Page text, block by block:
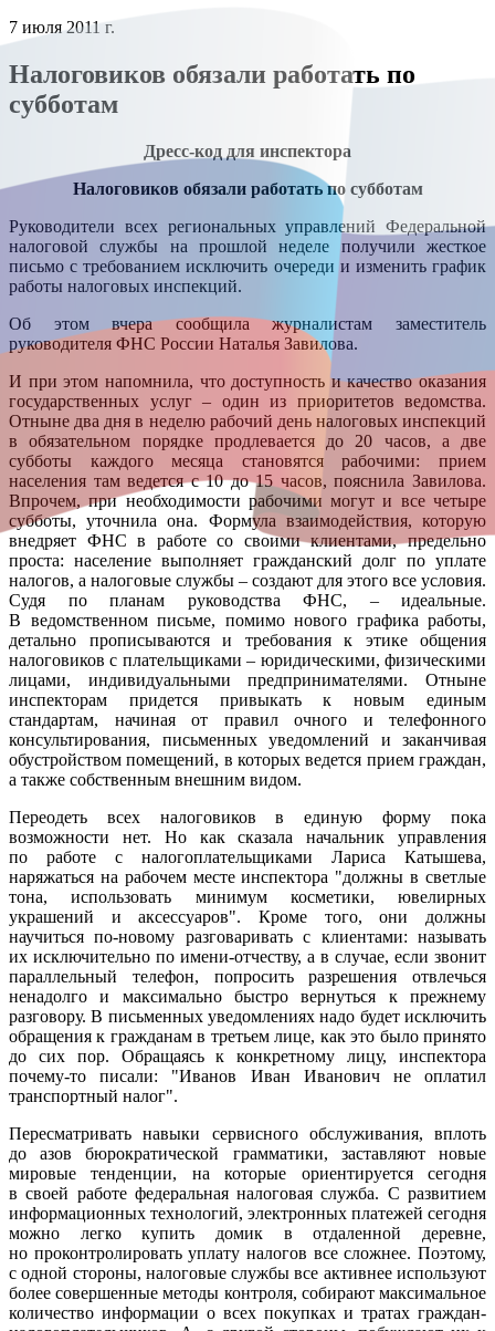
7 июля 2011 г.
Налоговиков обязали работать по
субботам
Дресс-код для инспектора
Налоговиков обязали работать по субботам
Руководители всех региональных управлений Федеральной
налоговой службы на прошлой неделе получили жесткое
письмо с требованием исключить очереди и изменить график
работы налоговых инспекций.
Об этом вчера сообщила журналистам заместитель
руководителя ФНС России Наталья Завилова.
И при этом напомнила, что доступность и качество оказания
государственных услуг – один из приоритетов ведомства.
Отныне два дня в неделю рабочий день налоговых инспекций
в обязательном порядке продлевается до 20 часов, а две
субботы каждого месяца становятся рабочими: прием
населения там ведется с 10 до 15 часов, пояснила Завилова.
Впрочем, при необходимости рабочими могут и все четыре
субботы, уточнила она. Формула взаимодействия, которую
внедряет ФНС в работе со своими клиентами, предельно
проста: население выполняет гражданский долг по уплате
налогов, а налоговые службы – создают для этого все условия.
Судя по планам руководства ФНС, – идеальные.
В ведомственном письме, помимо нового графика работы,
детально прописываются и требования к этике общения
налоговиков с плательщиками – юридическими, физическими
лицами, индивидуальными предпринимателями. Отныне
инспекторам придется привыкать к новым единым
стандартам, начиная от правил очного и телефонного
консультирования, письменных уведомлений и заканчивая
обустройством помещений, в которых ведется прием граждан,
а также собственным внешним видом.
Переодеть всех налоговиков в единую форму пока
возможности нет. Но как сказала начальник управления
по работе с налогоплательщиками Лариса Катышева,
наряжаться на рабочем месте инспектора "должны в светлые
тона, использовать минимум косметики, ювелирных
украшений и аксессуаров". Кроме того, они должны
научиться по-новому разговаривать с клиентами: называть
их исключительно по имени-отчеству, а в случае, если звонит
параллельный телефон, попросить разрешения отвлечься
ненадолго и максимально быстро вернуться к прежнему
разговору. В письменных уведомлениях надо будет исключить
обращения к гражданам в третьем лице, как это было принято
до сих пор. Обращаясь к конкретному лицу, инспектора
почему-то писали: "Иванов Иван Иванович не оплатил
транспортный налог".
Пересматривать навыки сервисного обслуживания, вплоть
до азов бюрократической грамматики, заставляют новые
мировые тенденции, на которые ориентируется сегодня
в своей работе федеральная налоговая служба. С развитием
информационных технологий, электронных платежей сегодня
можно легко купить домик в отдаленной деревне,
но проконтролировать уплату налогов все сложнее. Поэтому,
с одной стороны, налоговые службы все активнее используют
более совершенные методы контроля, собирают максимальное
количество информации о всех покупках и тратах граждан-